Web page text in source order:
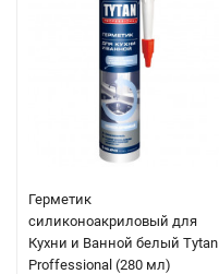
Герметик
силиконоакриловый для
Кухни и Ванной белый Tytan
Proffessional (280 мл)